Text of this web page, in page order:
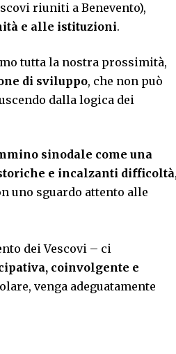
riuniti a Benevento),
e alle istituzioni.
tutta la nostra prossimità,
di sviluppo, che non può
dalla logica dei
sinodale come una
e incalzanti difficoltà
uno sguardo attento alle
dei Vescovi – ci
coinvolgente e
venga adeguatamente